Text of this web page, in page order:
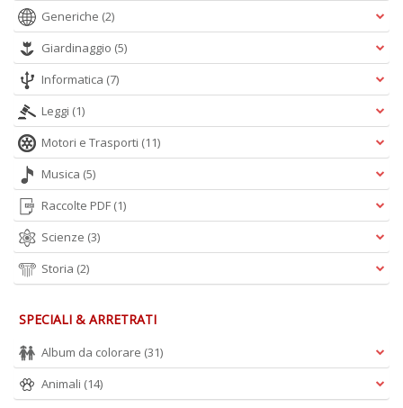
Generiche (2)
Giardinaggio (5)
Informatica (7)
Leggi (1)
Motori e Trasporti (11)
Musica (5)
Raccolte PDF (1)
Scienze (3)
Storia (2)
SPECIALI & ARRETRATI
Album da colorare (31)
Animali (14)